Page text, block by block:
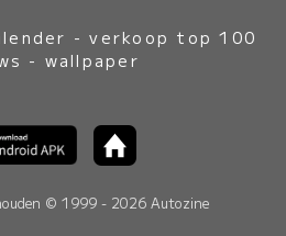
-verkoop top 100
- wallpaper
© 1999 - 2026 Autozine